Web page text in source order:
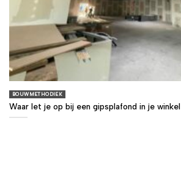
BOUWMETHODIEK
Waar let je op bij een gipsplafond in je